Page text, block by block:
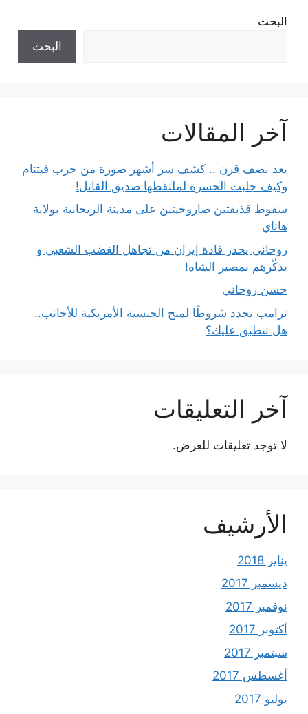
البحث
البحث
آخر المقالات
بعد نصف قرن .. كشف سر أشهر صورة من حرب فيتنام
وكيف جلبت الحسرة لملتقطها صديق القاتل!
سقوط قذيفتين صاروخيتين على مدينة الريحانية بولاية
هاتاي
روحاني يحذر قادة إيران من تجاهل الغضب الشعبي و
يذكّرهم بمصير الشاه!
حسن روحاني
ترامب يحدد شروطًا لمنح الجنسية الأمريكية للأجانب..
هل تنطبق عليك؟
آخر التعليقات
لا توجد تعليقات للعرض.
الأرشيف
يناير 2018
ديسمبر 2017
نوفمبر 2017
أكتوبر 2017
سبتمبر 2017
أغسطس 2017
يوليو 2017